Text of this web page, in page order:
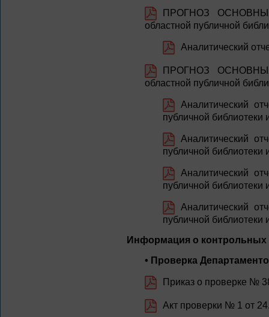
ПРОГНОЗ ОСНОВНЫХ
областной публичной
Аналитический
ПРОГНОЗ ОСНОВНЫХ
областной публичной
Аналитический
публичной
Аналитический
публичной
Аналитический
публичной
Аналитический
публичной
Информация о контрольных
• Проверка
Приказ о проверке №
Акт проверки № 1 от